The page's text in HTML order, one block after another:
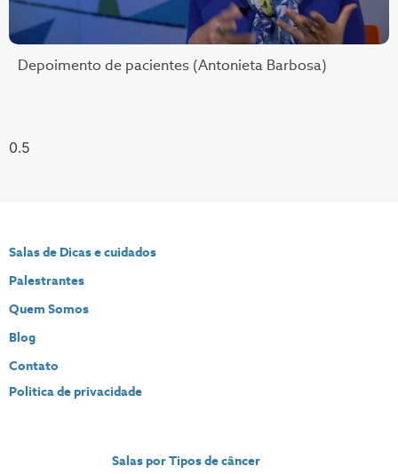
Depoimento de pacientes (Antonieta Barbosa)
Salas de Dicas e cuidados
Palestrantes
Quem Somos
Blog
Contato
Politica de privacidade
Salas por Tipos de câncer